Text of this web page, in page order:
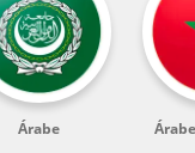
Árabe